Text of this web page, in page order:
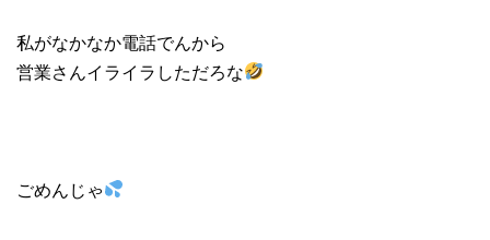
私がなかなか電話でんから
営業さんイライラしただろな
ごめんじゃ